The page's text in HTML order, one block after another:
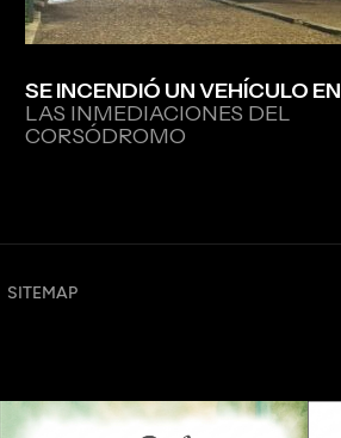
SE INCENDIÓ UN VEHÍCULO EN
LAS INMEDIACIONES DEL
CORSÓDROMO
SITEMAP